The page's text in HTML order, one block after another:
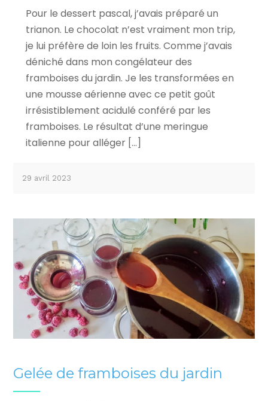
Pour le dessert pascal, j’avais préparé un
trianon. Le chocolat n’est vraiment mon trip,
je lui préfère de loin les fruits. Comme j’avais
déniché dans mon congélateur des
framboises du jardin. Je les transformées en
une mousse aérienne avec ce petit goût
irrésistiblement acidulé conféré par les
framboises. Le résultat d’une meringue
italienne pour alléger […]
29 avril 2023
Gelée de framboises du jardin